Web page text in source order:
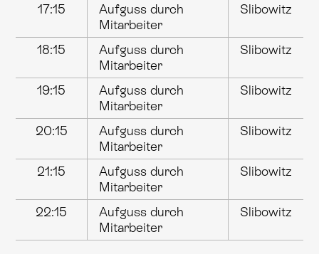
17:15
Aufguss durch
Mitarbeiter
Slibowitz
18:15
Aufguss durch
Mitarbeiter
Slibowitz
19:15
Aufguss durch
Mitarbeiter
Slibowitz
20:15
Aufguss durch
Mitarbeiter
Slibowitz
21:15
Aufguss durch
Mitarbeiter
Slibowitz
22:15
Aufguss durch
Mitarbeiter
Slibowitz